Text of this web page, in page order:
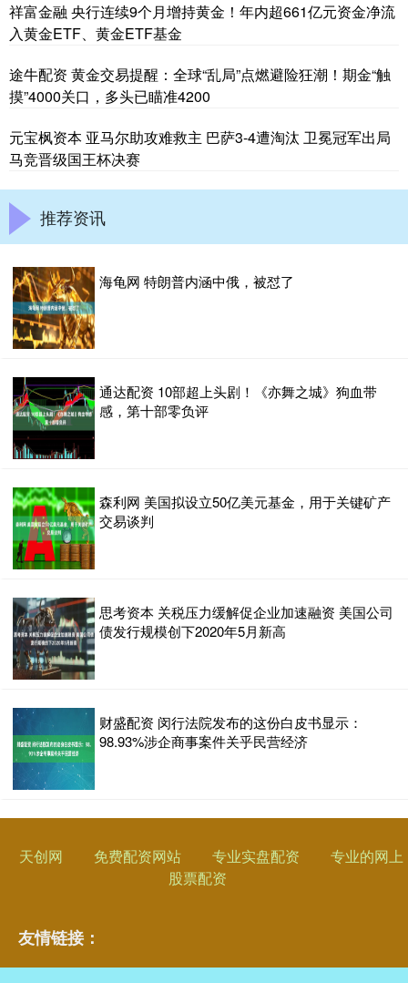
祥富金融 央行连续9个月增持黄金！年内超661亿元资金净流
入黄金ETF、黄金ETF基金
途牛配资 黄金交易提醒：全球“乱局”点燃避险狂潮！期金“触
摸”4000关口，多头已瞄准4200
元宝枫资本 亚马尔助攻难救主 巴萨3-4遭淘汰 卫冕冠军出局
马竞晋级国王杯决赛
推荐资讯
海龟网 特朗普内涵中俄，被怼了
通达配资 10部超上头剧！《亦舞之城》狗血带
感，第十部零负评
森利网 美国拟设立50亿美元基金，用于关键矿产
交易谈判
思考资本 关税压力缓解促企业加速融资 美国公司
债发行规模创下2020年5月新高
财盛配资 闵行法院发布的这份白皮书显示：
98.93%涉企商事案件关乎民营经济
天创网 免费配资网站 专业实盘配资
专业的网上
股票配资
友情链接：